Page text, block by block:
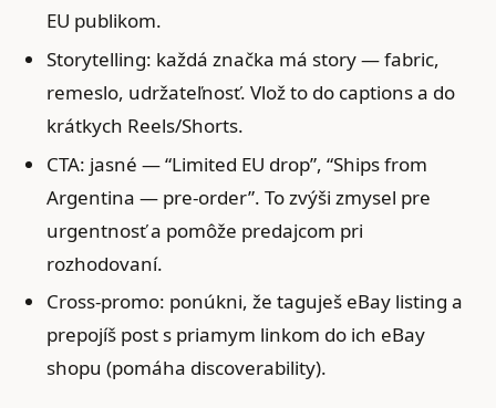
EU publikom.
Storytelling: každá značka má story — fabric,
remeslo, udržateľnosť. Vlož to do captions a do
krátkych Reels/Shorts.
CTA: jasné — “Limited EU drop”, “Ships from
Argentina — pre-order”. To zvýši zmysel pre
urgentnosť a pomôže predajcom pri
rozhodovaní.
Cross‑promo: ponúkni, že taguješ eBay listing a
prepojíš post s priamym linkom do ich eBay
shopu (pomáha discoverability).